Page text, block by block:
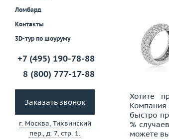
Ломбард
Контакты
3D-тур по шоуруму
+7 (495) 190-78-88
8 (800) 777-17-88
Заказать звонок
г. Москва, Тихвинский
пер., д. 7, стр. 1.
Хотите
Компания
быстро
%
можете